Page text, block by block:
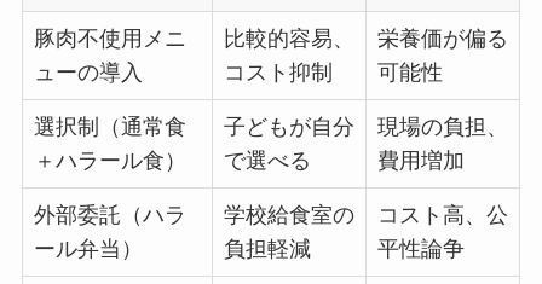
豚肉不使用メニ
ューの導入
比較的容易、
コスト抑制
栄養価が偏る
可能性
選択制（通常食
＋ハラール食）
子どもが自分
で選べる
現場の負担、
費用増加
外部委託（ハラ
ール弁当）
学校給食室の
負担軽減
コスト高、公
平性論争